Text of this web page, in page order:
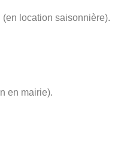
(en location saisonnière).
en mairie).